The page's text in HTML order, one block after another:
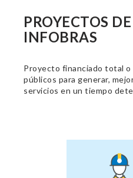
PROYECTOS
INFOBRAS
Proyecto financiado total
públicos para generar,
servicios en un tiempo